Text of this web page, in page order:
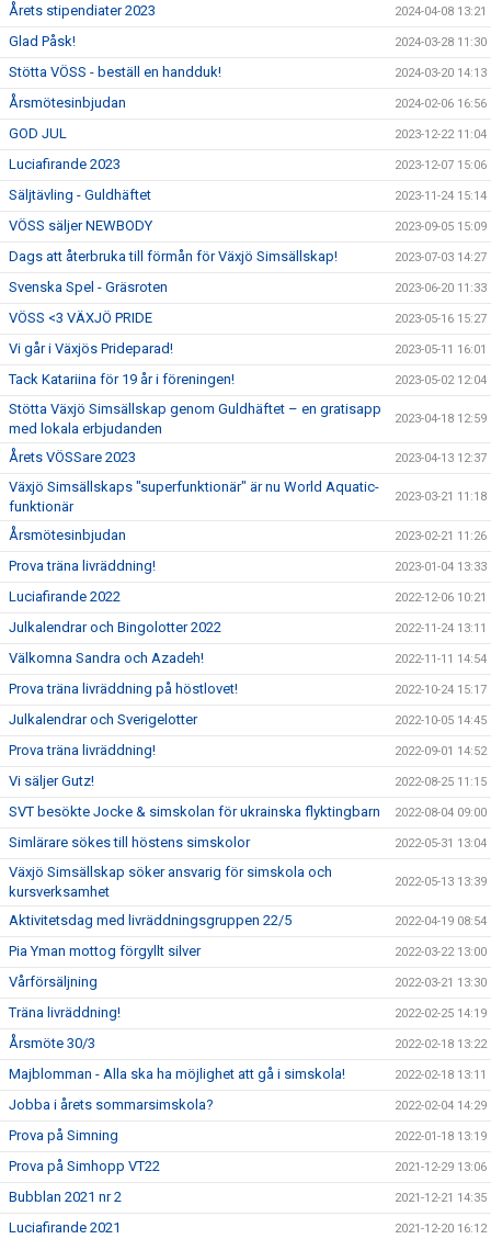
Årets stipendiater 2023 2024-04-08 13:21
Glad Påsk! 2024-03-28 11:30
Stötta VÖSS - beställ en handduk! 2024-03-20 14:13
Årsmötesinbjudan 2024-02-06 16:56
GOD JUL 2023-12-22 11:04
Luciafirande 2023 2023-12-07 15:06
Säljtävling - Guldhäftet 2023-11-24 15:14
VÖSS säljer NEWBODY 2023-09-05 15:09
Dags att återbruka till förmån för Växjö Simsällskap! 2023-07-03 14:27
Svenska Spel - Gräsroten 2023-06-20 11:33
VÖSS <3 VÄXJÖ PRIDE 2023-05-16 15:27
Vi går i Växjös Prideparad! 2023-05-11 16:01
Tack Katariina för 19 år i föreningen! 2023-05-02 12:04
Stötta Växjö Simsällskap genom Guldhäftet – en gratisapp
med lokala erbjudanden
2023-04-18 12:59
Årets VÖSSare 2023 2023-04-13 12:37
Växjö Simsällskaps "superfunktionär" är nu World Aquatic-
funktionär
2023-03-21 11:18
Årsmötesinbjudan 2023-02-21 11:26
Prova träna livräddning! 2023-01-04 13:33
Luciafirande 2022 2022-12-06 10:21
Julkalendrar och Bingolotter 2022 2022-11-24 13:11
Välkomna Sandra och Azadeh! 2022-11-11 14:54
Prova träna livräddning på höstlovet! 2022-10-24 15:17
Julkalendrar och Sverigelotter 2022-10-05 14:45
Prova träna livräddning! 2022-09-01 14:52
Vi säljer Gutz! 2022-08-25 11:15
SVT besökte Jocke & simskolan för ukrainska flyktingbarn 2022-08-04 09:00
Simlärare sökes till höstens simskolor 2022-05-31 13:04
Växjö Simsällskap söker ansvarig för simskola och
kursverksamhet
2022-05-13 13:39
Aktivitetsdag med livräddningsgruppen 22/5 2022-04-19 08:54
Pia Yman mottog förgyllt silver 2022-03-22 13:00
Vårförsäljning 2022-03-21 13:30
Träna livräddning! 2022-02-25 14:19
Årsmöte 30/3 2022-02-18 13:22
Majblomman - Alla ska ha möjlighet att gå i simskola! 2022-02-18 13:11
Jobba i årets sommarsimskola? 2022-02-04 14:29
Prova på Simning 2022-01-18 13:19
Prova på Simhopp VT22 2021-12-29 13:06
Bubblan 2021 nr 2 2021-12-21 14:35
Luciafirande 2021 2021-12-20 16:12